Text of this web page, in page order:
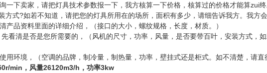
一下卖家，请把灯具技术参数报一下，我方核算一下价格，核算过的价格才能算zui
方式?如若不知道，请把您的灯具所用在的场所，面积有多少，请细告诉我方。我方
产品资料里面的详细介绍，（接口的大小，螺纹规格，长度，材质。）
看清是否是您所需要的，（风机的尺寸，功率，风量，是否要带百叶，安装方式，
用环境，（空调的品牌，制冷量，制热量，功率，壁挂式还是柜式。如不清楚，请直
min，风量26120m3/h，功率3kw